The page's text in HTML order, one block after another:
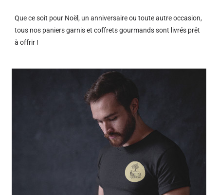
Que ce soit pour Noël, un anniversaire ou toute autre occasion,
tous nos paniers garnis et coffrets gourmands sont livrés prêt
à offrir !